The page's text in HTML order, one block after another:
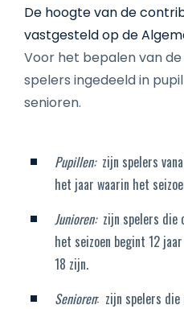
De hoogte van de
vastgesteld op de
Voor het bepalen van
spelers ingedeeld in
senioren.
Pupillen: zijn spelers
het jaar waarin het
Junioren: zijn spelers die
het seizoen begint 12
18 zijn.
Senioren: zijn spelers die